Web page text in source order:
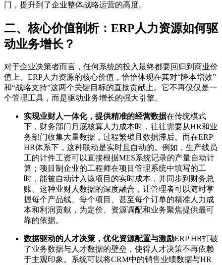
门，提升到了企业整体战略运营的高度。
二、核心价值剖析：ERP人力资源如何驱
动业务增长？
对于企业决策者而言，任何系统的投入最终都要回归到商业价
值上。ERP人力资源的核心价值，恰恰体现在其对“降本增效”
和“战略支持”这两个关键目标的直接贡献上。它不再仅仅是一
个管理工具，而是驱动业务增长的强大引擎。
实现业财人一体化，提供精准的经营数据在传统模式
下，财务部门月底核算人力成本时，往往需要从HR和业
务部门收集大量数据，过程繁琐且数据滞后。而在ERP
HR体系下，这种联动是实时且自动的。例如，生产线员
工的计件工资可以直接根据MES系统记录的产量自动计
算；项目制企业的工程师在项目管理系统中填写的工
时，能被自动计入该项目的实时成本，并同步到财务总
账。这种业财人数据的深度融合，让管理者可以随时掌
握每个产品线、每个项目、甚至每个订单的精准人力成
本和利润贡献，为定价、资源调配和业务聚焦提供最可
靠的依据。
数据驱动的人才决策，优化资源配置与激励ERP HR打破
了业务数据与人才数据的壁垒，使得人才决策不再依赖
于主观印象。系统可以将CRM中的销售业绩数据与HR